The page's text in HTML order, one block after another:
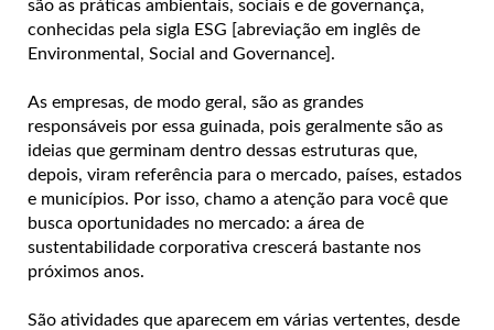
são as práticas ambientais, sociais e de governança,
conhecidas pela sigla ESG [abreviação em inglês de
Environmental, Social and Governance].
As empresas, de modo geral, são as grandes
responsáveis por essa guinada, pois geralmente são as
ideias que germinam dentro dessas estruturas que,
depois, viram referência para o mercado, países, estados
e municípios. Por isso, chamo a atenção para você que
busca oportunidades no mercado: a área de
sustentabilidade corporativa crescerá bastante nos
próximos anos.
São atividades que aparecem em várias vertentes, desde